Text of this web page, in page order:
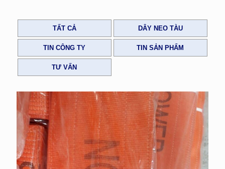
TẤT CẢ DÂY NEO TÀU
TIN CÔNG TY TIN SẢN PHẨM
TƯ VẤN